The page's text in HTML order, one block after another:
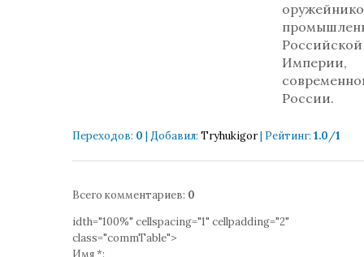
Российской
России.
Переходов: 0 | Добавил: Tryhukigor| Рейтинг: 1.0/1
Всего комментариев: 0
idth="100%" cellspacing="1" cellpadding="2"
class="commTable">
Имя *: